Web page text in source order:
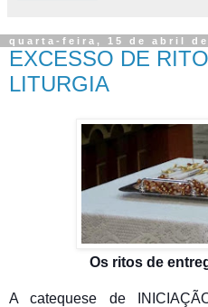
quarta-feira, 15 de abril de
EXCESSO DE
LITURGIA
Os ritos de
A catequese de